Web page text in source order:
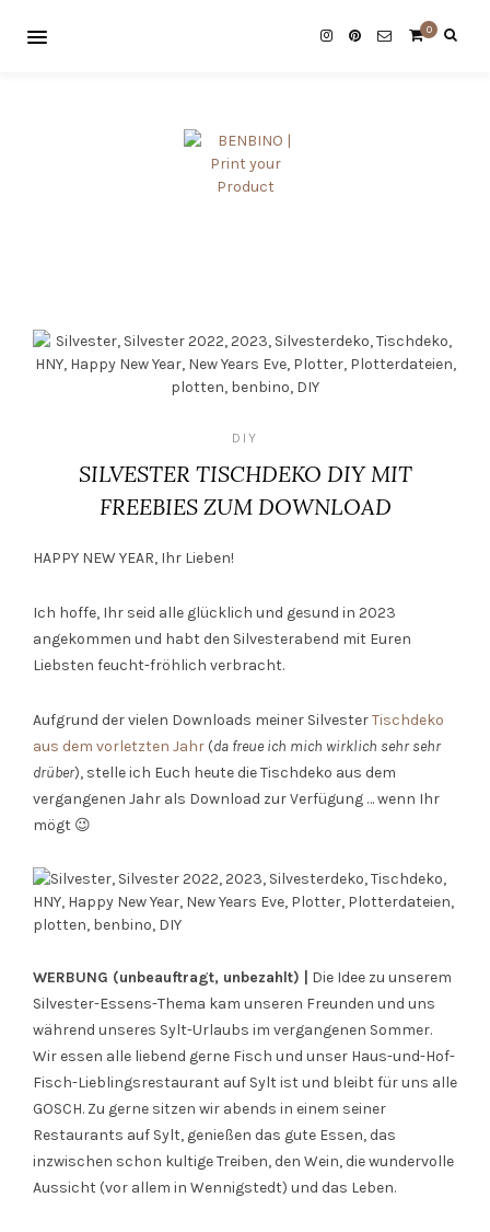
0
DIY
SILVESTER TISCHDEKO DIY MIT
FREEBIES ZUM DOWNLOAD
HAPPY NEW YEAR, Ihr Lieben!
Ich hoffe, Ihr seid alle glücklich und gesund in 2023
angekommen und habt den Silvesterabend mit Euren
Liebsten feucht-fröhlich verbracht.
Aufgrund der vielen Downloads meiner SilvesterTischdeko
aus dem vorletzten Jahr (da freue ich mich wirklich sehr sehr
drüber), stelle ich Euch heute die Tischdeko aus dem
vergangenen Jahr als Download zur Verfügung … wenn Ihr
mögt 😉
WERBUNG (unbeauftragt, unbezahlt) |
Die Idee zu unserem
Silvester-Essens-Thema kam unseren Freunden und uns
während unseres Sylt-Urlaubs im vergangenen Sommer.
Wir essen alle liebend gerne Fisch und unser Haus-und-Hof-
Fisch-Lieblingsrestaurant auf Sylt ist und bleibt für uns alle
GOSCH. Zu gerne sitzen wir abends in einem seiner
Restaurants auf Sylt, genießen das gute Essen, das
inzwischen schon kultige Treiben, den Wein, die wundervolle
Aussicht (vor allem in Wennigstedt) und das Leben.